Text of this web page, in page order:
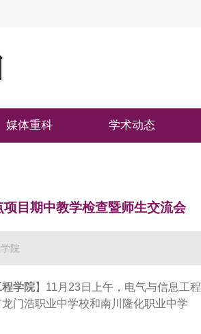
媒体重科 学术动态
目期中教学检查暨师生交流会
院
学院】11月23日上午，电气与信息工程
门浩职业中学校和南川隆化职业中学